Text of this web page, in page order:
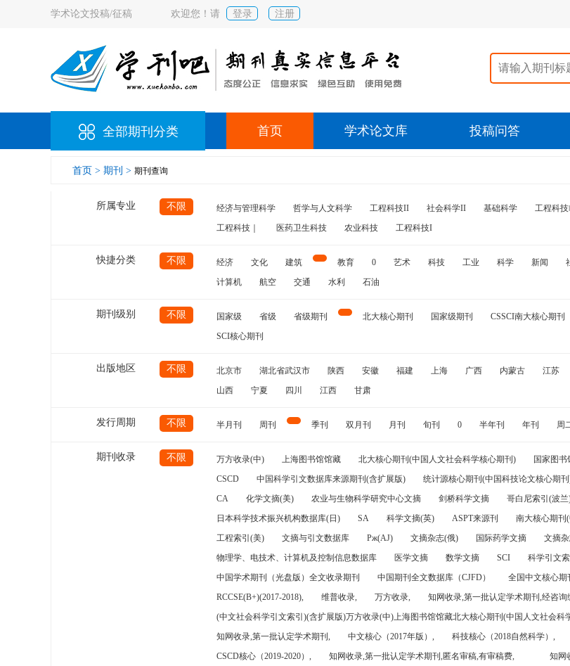
学术论文投稿/征稿 欢迎您！请 登录 注册
全部期刊分类 首页 学术论文库 投稿问答
首页 > 期刊 > 期刊查询
所属专业 不限 经济与管理科学 哲学与人文科学 工程科技II 社会科学II 基础科学 工程科技‖
工程科技｜
医药卫生科技 农业科技 工程科技I
快捷分类 不限 经济 文化 建筑 教育 0 艺术 科技 工业 科学 新闻
计算机
航空 交通 水利 石油
期刊级别 不限 国家级 省级 省级期刊 北大核心期刊 国家级期刊 CSSCI南大核心期刊
SCI核心期刊
出版地区 不限 北京市 湖北省武汉市 陕西 安徽 福建 上海 广西 内蒙古 江苏
山西
宁夏 四川 江西 甘肃
发行周期 不限 半月刊 周刊 季刊 双月刊 月刊 旬刊 0 半年刊 年刊 周
期刊收录 不限 万方收录(中) 上海图书馆馆藏 北大核心期刊(中国人文社会科学核心期刊) 国家图书
CSCD
中国科学引文数据库来源期刊(含扩展版) 统计源核心期刊(中国科技论文核心期
CA
化学文摘(美) 农业与生物科学研究中心文摘 剑桥科学文摘 哥白尼索引(波兰
日本科学技术振兴机构数据库(日)
SA 科学文摘(英) ASPT来源刊 南大核心期刊
工程索引(美)
文摘与引文数据库 Pж(AJ) 文摘杂志(俄) 国际药学文摘
文摘
物理学、电技术、计算机及控制信息数据库
医学文摘 数学文摘 SCI 科学引文
中国学术期刊（光盘版）全文收录期刊
中国期刊全文数据库（CJFD） 全国中文核心期
RCCSE(B+)(2017-2018),
维普收录, 万方收录, 知网收录,第一批认定学术期刊,经咨询
(中文社会科学引文索引)(含扩展版)万方收录(中)上海图书馆馆藏北大核心期刊(中国人文社会
知网收录,第一批认定学术期刊,
中文核心（2017年版）, 科技核心（2018自然科学）,
CSCD核心（2019-2020）,
知网收录,第一批认定学术期刊,匿名审稿,有审稿费,
知网